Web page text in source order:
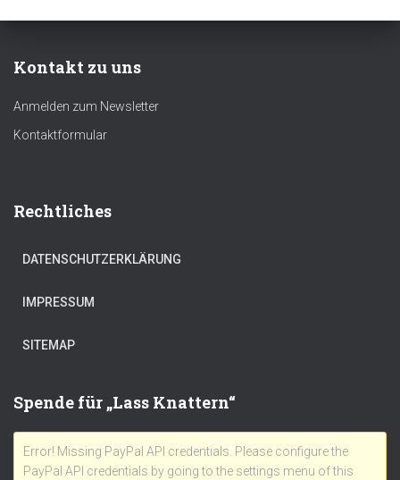
Kontakt zu uns
Anmelden zum Newsletter
Kontaktformular
Rechtliches
DATENSCHUTZERKLÄRUNG
IMPRESSUM
SITEMAP
Spende für „Lass Knattern“
Error! Missing PayPal API credentials. Please configure the
PayPal API credentials by going to the settings menu of this